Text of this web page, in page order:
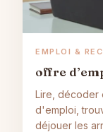
EMPLOI &
offre
Lire, décoder
d'emploi,
déjouer les